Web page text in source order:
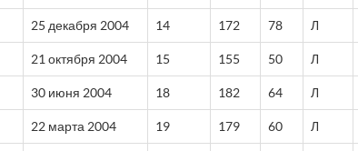
25 декабря 2004 14 172 78 Л
21 октября 2004 15 155 50 Л
30 июня 2004 18 182 64 Л
22 марта 2004 19 179 60 Л